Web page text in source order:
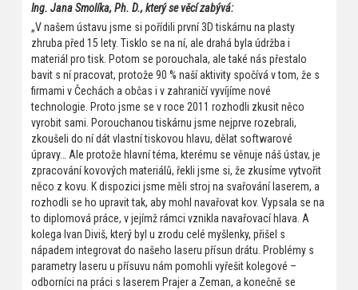
Ing. Jana Smolíka, Ph. D., který se věcí zabývá:
„V našem ústavu jsme si pořídili první 3D tiskárnu na plasty
zhruba před 15 lety. Tisklo se na ní, ale drahá byla údržba i
materiál pro tisk. Potom se porouchala, ale také nás přestalo
bavit s ní pracovat, protože 90 % naší aktivity spočívá v tom, že s
firmami v Čechách a občas i v zahraničí vyvíjíme nové
technologie. Proto jsme se v roce 2011 rozhodli zkusit něco
vyrobit sami. Porouchanou tiskárnu jsme nejprve rozebrali,
zkoušeli do ní dát vlastní tiskovou hlavu, dělat softwarové
úpravy… Ale protože hlavní téma, kterému se věnuje náš ústav, je
zpracování kovových materiálů, řekli jsme si, že zkusíme vytvořit
něco z kovu. K dispozici jsme měli stroj na svařování laserem, a
rozhodli se ho upravit tak, aby mohl navařovat kov. Vypsala se na
to diplomová práce, v jejímž rámci vznikla navařovací hlava. A
kolega Ivan Diviš, který byl u zrodu celé myšlenky, přišel s
nápadem integrovat do našeho laseru přísun drátu. Problémy s
parametry laseru u přísuvu nám pomohli vyřešit kolegové –
odborníci na práci s laserem Prajer a Zeman, a konečně se